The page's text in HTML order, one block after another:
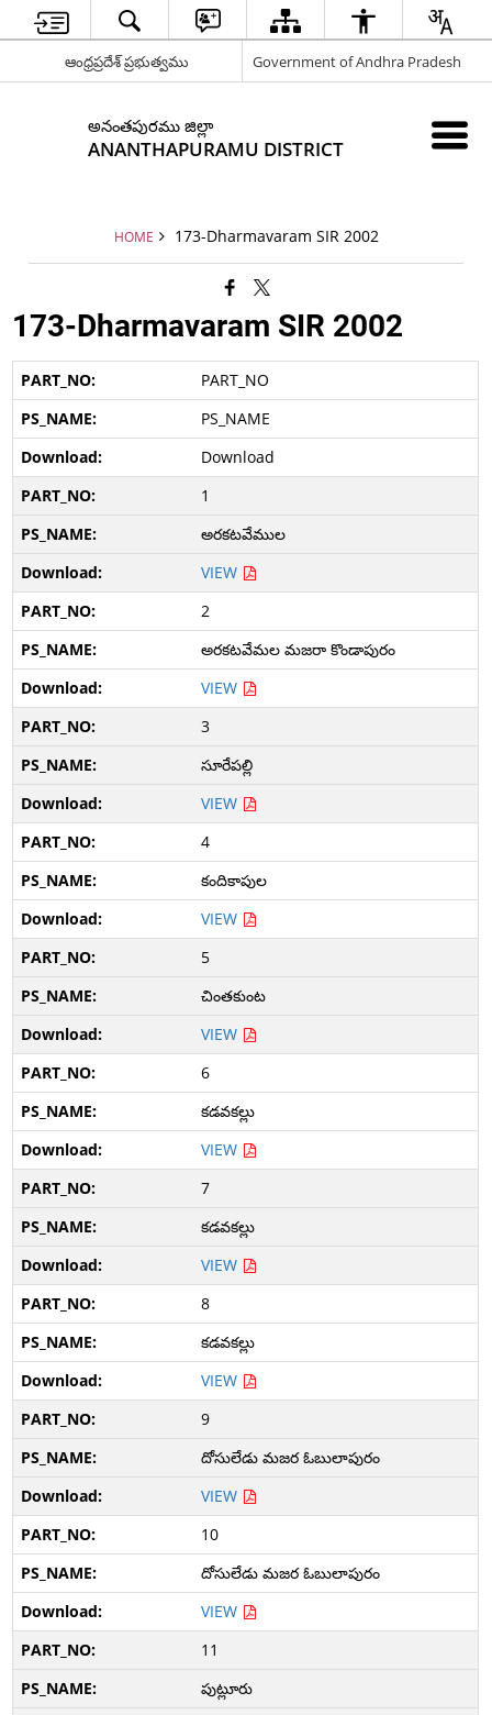
ఆంధ్రప్రదేశ్ ప్రభుత్వము Government of Andhra Pradesh
అనంతపురము జిల్లా
ANANTHAPURAMU DISTRICT
HOME 173-Dharmavaram SIR 2002
173-Dharmavaram SIR 2002
PART_NO
PS_NAME
Download
1
అరకటవేముల
VIEW
2
అరకటవేమల మజరా కొండాపురం
VIEW
3
సూరేపల్లి
VIEW
4
కందికాపుల
VIEW
5
చింతకుంట
VIEW
6
కడవకల్లు
VIEW
7
కడవకల్లు
VIEW
8
కడవకల్లు
VIEW
9
దోసులేడు మజర ఓబులాపురం
VIEW
10
దోసులేడు మజర ఓబులాపురం
VIEW
11
పుట్లూరు